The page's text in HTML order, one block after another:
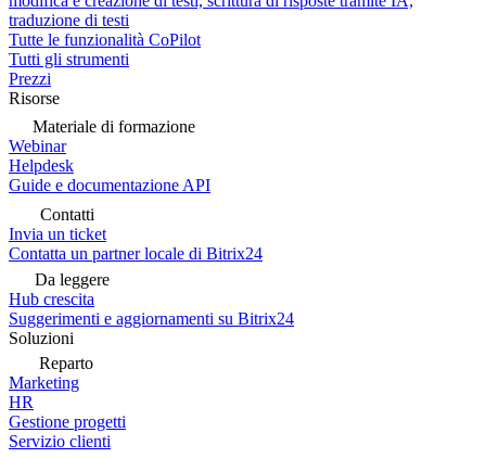
traduzione di testi
Tutte le funzionalità CoPilot
Tutti gli strumenti
Prezzi
Risorse
Materiale di formazione
Webinar
Helpdesk
Guide e documentazione API
Contatti
Invia un ticket
Contatta un partner locale di Bitrix24
Da leggere
Hub crescita
Suggerimenti e aggiornamenti su Bitrix24
Soluzioni
Reparto
Marketing
HR
Gestione progetti
Servizio clienti